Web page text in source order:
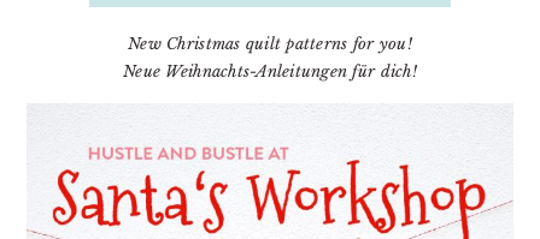
New Christmas quilt patterns for you!
Neue Weihnachts-Anleitungen für dich!